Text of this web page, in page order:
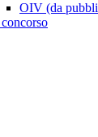
OIV (da